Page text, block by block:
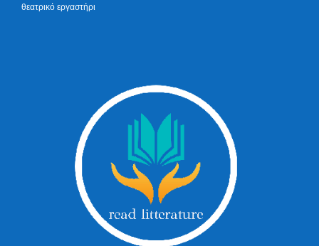
θεατρικό εργαστήρι